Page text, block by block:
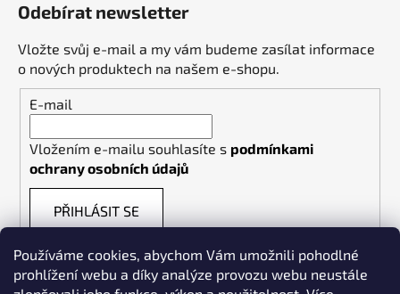
Používáme cookies, abychom Vám umožnili pohodlné
prohlížení webu a díky analýze provozu webu neustále
Odebírat newsletter
Vložte svůj e-mail a my vám budeme zasílat informace
o nových produktech na našem e-shopu.
E-mail
Vložením e-mailu souhlasíte s podmínkami
ochrany osobních údajů
PŘIHLÁSIT SE